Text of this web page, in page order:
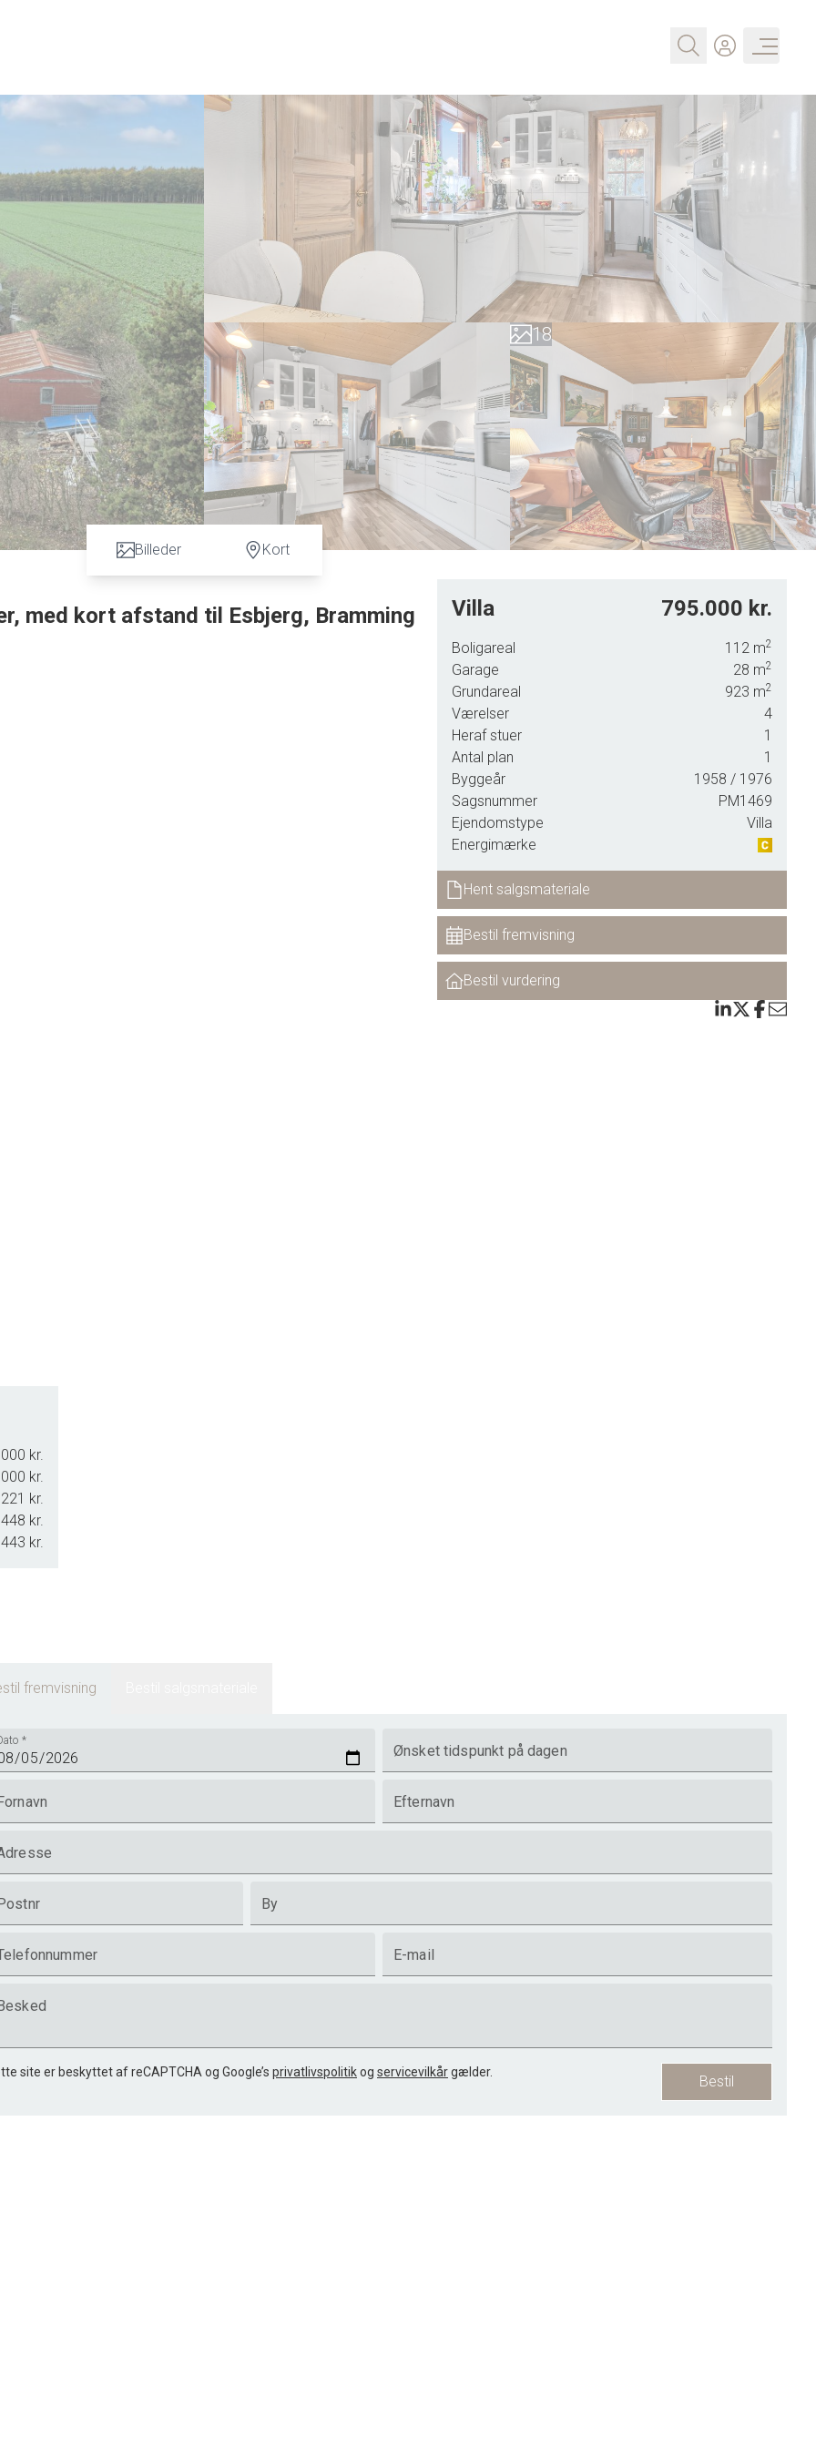
0
1
2
3
4
5
6
7
8
9
0
1
2
3
4
5
6
7
8
Billeder Kort
med kort afstand til Esbjerg, Bramming Villa 795.000 kr.
Boligareal 112 m2
Garage 28 m2
Grundareal 923 m2
Værelser
4
Heraf stuer
1
Antal plan
1
Byggeår
1958 / 1976
Sagsnummer
PM1469
Ejendomstype
Villa
Energimærke
Hent salgsmateriale
Bestil fremvisning
Bestil vurdering
kr.
kr.
kr.
kr.
kr.
fremvisning
*
Ønsket tidspunkt på dagen
Efternavn
By
E-mail
site er beskyttet af reCAPTCHA og Google’s privatlivspolitikog servicevilkårgælder.
Bestil